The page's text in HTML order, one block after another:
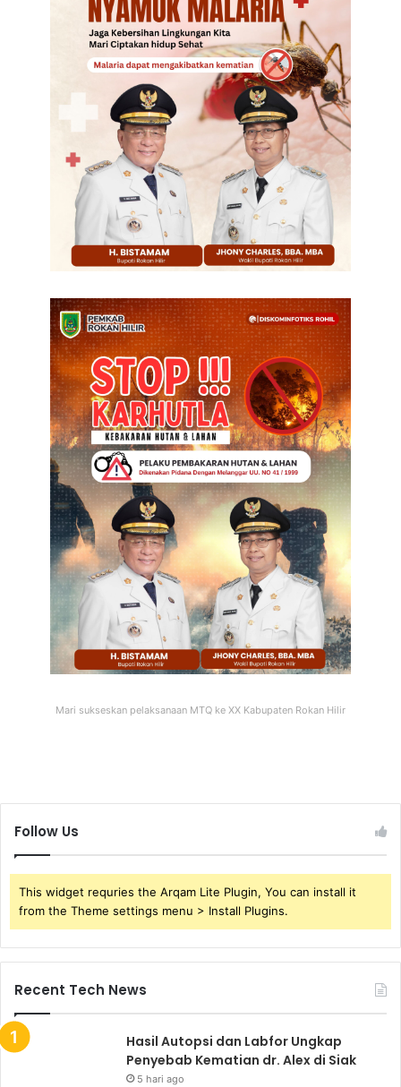
Mari sukseskan pelaksanaan MTQ ke XX Kabupaten Rokan Hilir
Follow Us
This widget requries the Arqam Lite Plugin, You can install it
from the Theme settings menu > Install Plugins.
Recent Tech News
Hasil Autopsi dan Labfor Ungkap
Penyebab Kematian dr. Alex di Siak
5 hari ago